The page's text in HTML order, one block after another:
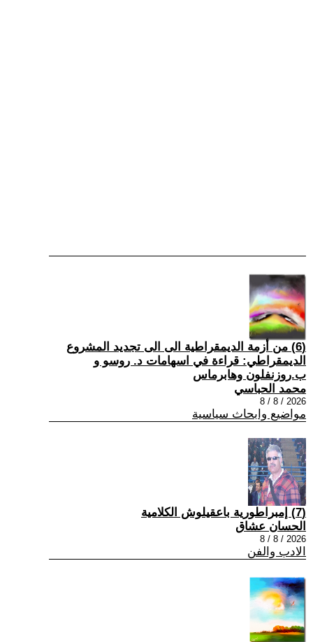
(6) من أزمة الديمقراطية الى الى تجديد المشروع
الديمقراطي: قراءة في اسهامات د. روسو و
ب.روزنفلون وهابرماس
محمد الحباسي
2026 / 8 / 8
مواضيع وابحاث سياسية
(7) إمبراطورية باعقيلوش الكلامية
الحسان عشاق
2026 / 8 / 8
الادب والفن